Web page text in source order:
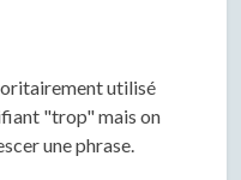
utilisé
"trop" mais on
une phrase.